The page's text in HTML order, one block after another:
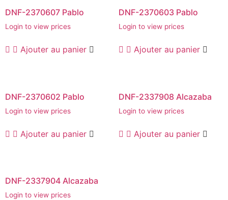
DNF-2370607 Pablo
Login to view prices
Ajouter au panier
DNF-2370603 Pablo
Login to view prices
Ajouter au panier
DNF-2370602 Pablo
Login to view prices
Ajouter au panier
DNF-2337908 Alcazaba
Login to view prices
Ajouter au panier
DNF-2337904 Alcazaba
Login to view prices